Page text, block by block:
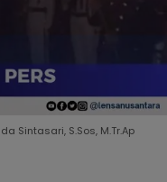
Sintasari, S.Sos, M.Tr.Ap